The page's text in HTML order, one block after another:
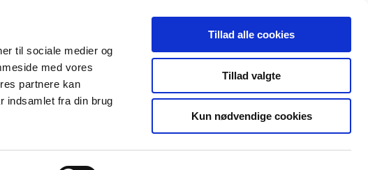
til sociale medier og
med vores
partnere kan
indsamlet fra din brug
Tillad alle cookies
Tillad valgte
Kun nødvendige cookies
Udgivelser
Medicinsk
Særlige
produktområder